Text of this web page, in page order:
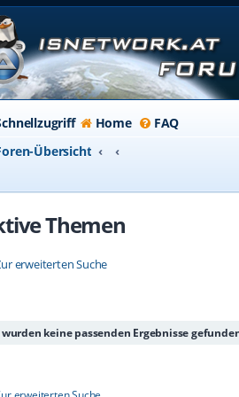
Home
FAQ
Übersicht
Themen
erweiterten Suche
wurden keine passenden Ergebnisse